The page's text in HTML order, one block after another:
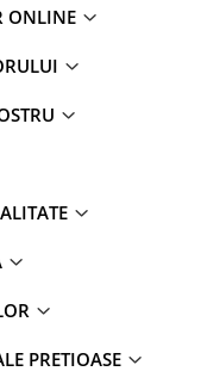
ONLINE
PRETIOASE